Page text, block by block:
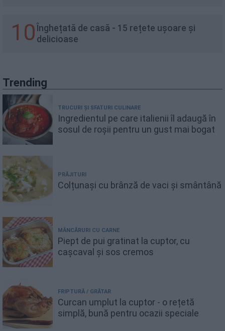
10 Înghețată de casă - 15 rețete ușoare și
delicioase
Trending
TRUCURI ȘI SFATURI CULINARE
Ingredientul pe care italienii îl adaugă în
sosul de roșii pentru un gust mai bogat
PRĂJITURI
Colțunași cu brânză de vaci și smântână
MÂNCĂRURI CU CARNE
Piept de pui gratinat la cuptor, cu
cașcaval și sos cremos
FRIPTURĂ / GRĂTAR
Curcan umplut la cuptor - o rețetă
simplă, bună pentru ocazii speciale